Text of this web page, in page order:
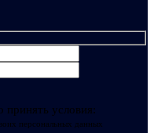
условия:
персональных данных